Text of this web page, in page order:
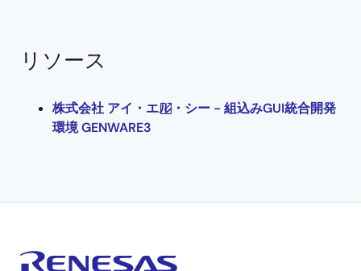
リソース
株式会社 アイ・エル・シー - 組込みGUI統合開発
環境 GENWARE3